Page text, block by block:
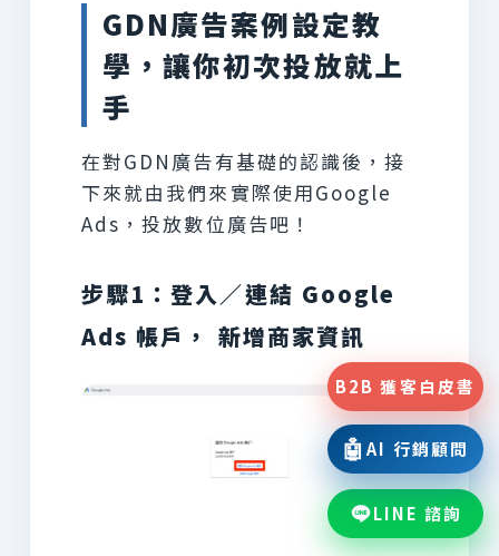
GDN廣告案例設定教
學，讓你初次投放就上
手
在對GDN廣告有基礎的認識後，接
下來就由我們來實際使用Google
Ads，投放數位廣告吧！
步驟1：登入／連結 Google
Ads 帳戶， 新增商家資訊
🤖AI 行銷顧問
LINE 諮詢
B2B 獲客白皮書